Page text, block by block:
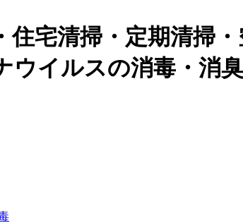
住宅清掃・定期清掃
ウイルスの消毒・消